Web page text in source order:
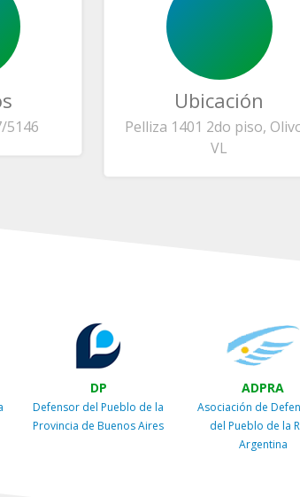
5146
Ubicación
Pelliza 1401 2do piso,
VL
DP
Defensor del Pueblo de la
Provincia de Buenos Aires
ADPRA
Asociación de
del Pueblo de la
Argentina